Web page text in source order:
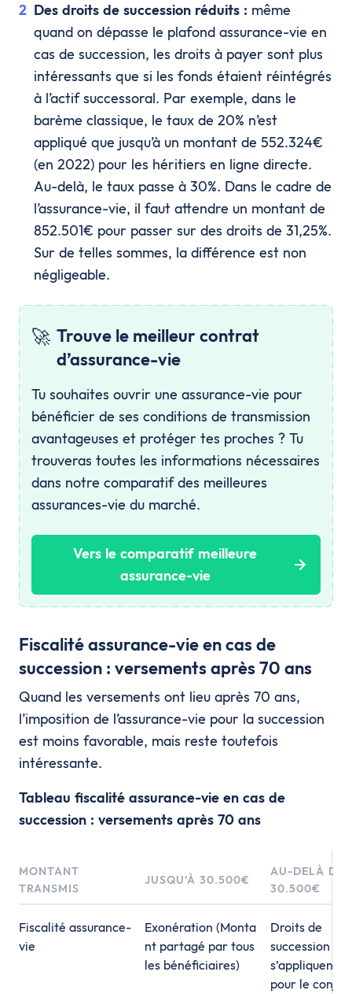
Des droits de succession réduits : même
quand on dépasse le plafond assurance-vie en
cas de succession, les droits à payer sont plus
intéressants que si les fonds étaient réintégrés
à l’actif successoral. Par exemple, dans le
barème classique, le taux de 20% n’est
appliqué que jusqu’à un montant de 552.324€
(en 2022) pour les héritiers en ligne directe.
Au-delà, le taux passe à 30%. Dans le cadre de
l’assurance-vie, il faut attendre un montant de
852.501€ pour passer sur des droits de 31,25%.
Sur de telles sommes, la différence est non
négligeable.
🚀 Trouve le meilleur contrat
d’assurance-vie
Tu souhaites ouvrir une assurance-vie pour
bénéficier de ses conditions de transmission
avantageuses et protéger tes proches ? Tu
trouveras toutes les informations nécessaires
dans notre comparatif des meilleures
assurances-vie du marché.
Vers le comparatif meilleure
assurance-vie
Fiscalité assurance-vie en cas de
succession : versements après 70 ans
Quand les versements ont lieu après 70 ans,
l’imposition de l’assurance-vie pour la succession
est moins favorable, mais reste toutefois
intéressante.
Tableau fiscalité assurance-vie en cas de
succession : versements après 70 ans
MONTANT
TRANSMIS
JUSQU’À 30.500€
AU-DELÀ DE
30.500€
Fiscalité assurance-
vie
Exonération (Monta
nt partagé par tous
les bénéficiaires)
Droits de
succession qui
s’appliquent
pour le